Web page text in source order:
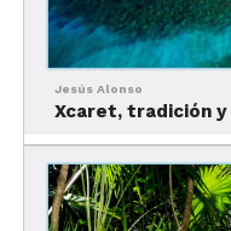
Puedes llegar por tu
estacionamiento.
O puedes agregar el
Internet.
Si quiere conocer
Jesús Alonso
Xcaret, tradición